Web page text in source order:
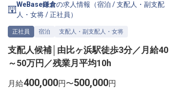
WeBase鎌倉の求人情報（宿泊 /支配人・副支配
人・女将/正社員 ）
正社員 宿泊 支配人・副支配人・女将
支配人候補│由比ヶ浜駅徒歩3分／月給40
～50万円／残業月平均10h
月給400,000円〜500,000円